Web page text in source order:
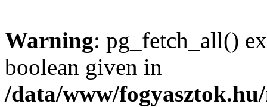
Warning: pg_fetch_all()
boolean given in
/data/www/